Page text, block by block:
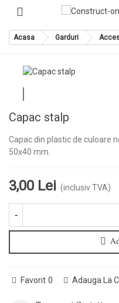
Acasa Garduri
Capac stalp
Capac din plastic de culoare
50x40 mm.
3,00 Lei (inclusiv TVA)
-
Favorit 0 Adauga La